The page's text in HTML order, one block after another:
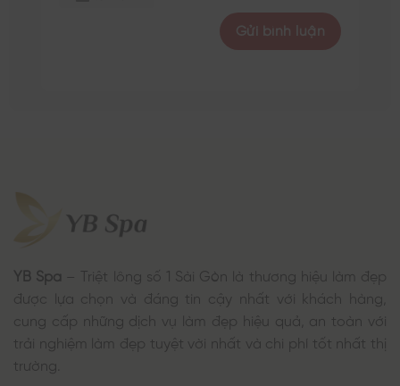
YB Spa – Triệt lông số 1 Sài Gòn là thương hiệu làm đẹp
được lựa chọn và đáng tin cậy nhất với khách hàng,
cung cấp những dịch vụ làm đẹp hiệu quả, an toàn với
trải nghiệm làm đẹp tuyệt vời nhất và chi phí tốt nhất thị
trường.